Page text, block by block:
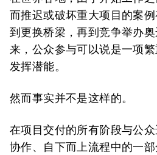
而推迟或破坏重大项目的案
到更换桥梁，再到竞争举办
来，公众参与可以说是一项
发挥潜能。
然而事实并不是这样的。
在项目交付的所有阶段与公
协作、自下而上流程中的一